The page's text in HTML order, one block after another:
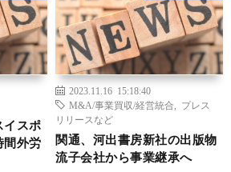
イスポ
間外労
2023.11.16 15:18:40
M&A/事業買収/経営統合
プレス
リリースなど
関通、河出書房新社の出版物
流子会社から事業継承へ